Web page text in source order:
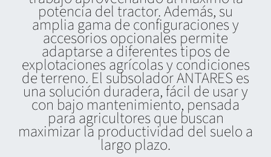
potencia del tractor. Además, su
amplia gama de configuraciones y
accesorios opcionales permite
adaptarse a diferentes tipos de
explotaciones agrícolas y condiciones
de terreno. El subsolador ANTARES es
una solución duradera, fácil de usar y
con bajo mantenimiento, pensada
para agricultores que buscan
maximizar la productividad del suelo a
largo plazo.